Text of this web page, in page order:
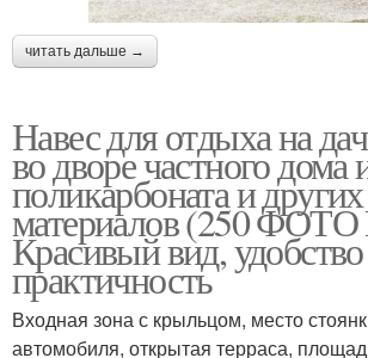
читать дальше →
Навес для отдыха на
во дворе частного дома
поликарбоната и других
материалов (250
Красивый вид,
практичность
Входная зона с крыльцом, место
автомобиля, открытая терраса,